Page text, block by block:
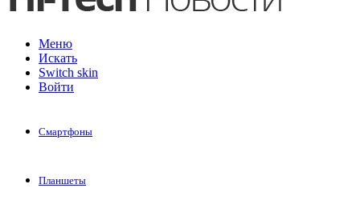
Меню
Искать
Switch skin
Войти
Смартфоны
Планшеты